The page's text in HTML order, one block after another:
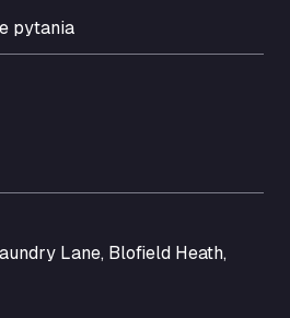
pytania
Lane, Blofield Heath,